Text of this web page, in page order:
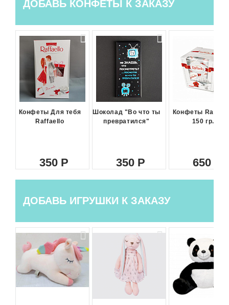
ДОБАВЬ КОНФЕТЫ К ЗАКАЗУ
Конфеты Для тебя
Raffaello
350
Шоколад "Во что ты
превратился"
350
Конфеты
150 гр.
650
ДОБАВЬ ИГРУШКИ К ЗАКАЗУ